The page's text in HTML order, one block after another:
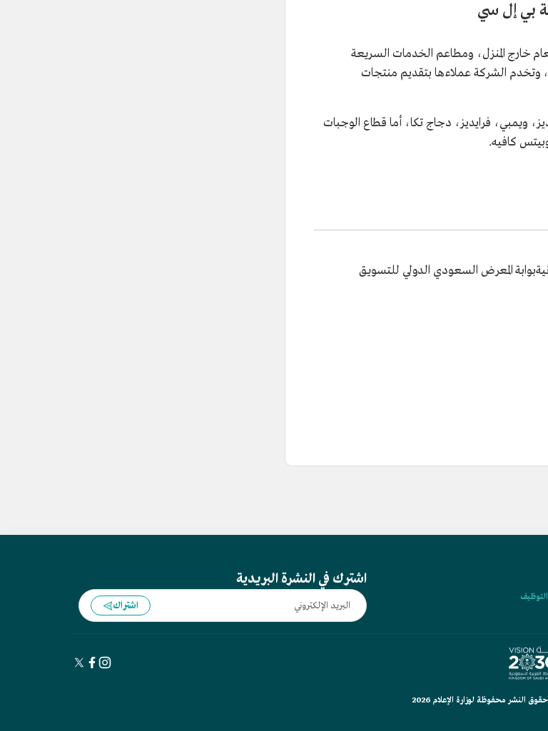
بي إل سي
خارج المنزل، ومطاعم الخدمات السريعة
وتخدم الشركة عملاءها بتقديم منتجات
ويمبي، فرايديز، دجاج تكا، أما قطاع الوجبات
كافيه.
المعرض السعودي الدولي للتسويق
التوظيف
اشترك في النشرة البريدية
اشتراك
حقوق النشر محفوظة لوزارة الإعلام 2026